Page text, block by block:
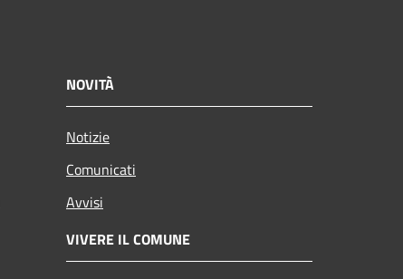
NOVITÀ
Notizie
Comunicati
Avvisi
VIVERE IL COMUNE